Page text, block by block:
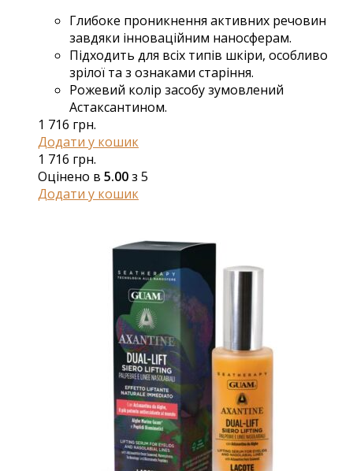
Глибоке проникнення активних речовин
завдяки інноваційним наносферам.
Підходить для всіх типів шкіри, особливо
зрілої та з ознаками старіння.
Рожевий колір засобу зумовлений
Астаксантином.
1 716 грн.
Додати у кошик
1 716 грн.
Оцінено в 5.00з 5
Додати у кошик